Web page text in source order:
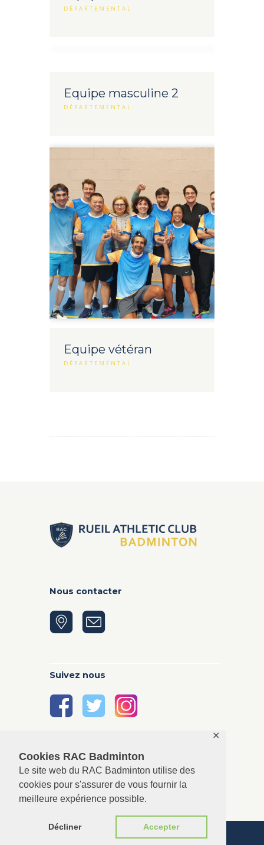
Cookies RAC Badminton
Le site web du RAC Badminton utilise des
cookies pour s'assurer de vous fournir la
meilleure expérience possible.
Décliner Accepter
✕
DÉPARTEMENTAL
Equipe masculine 2
DÉPARTEMENTAL
Equipe vétéran
DÉPARTEMENTAL
Nous contacter
Suivez nous